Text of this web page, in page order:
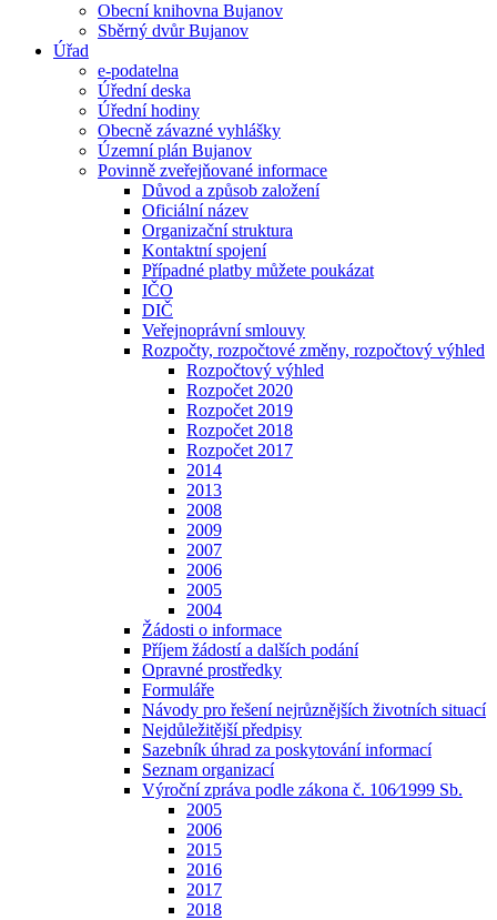
Obecní knihovna Bujanov
Sběrný dvůr Bujanov
Úřad
e-podatelna
Úřední deska
Úřední hodiny
Obecně závazné vyhlášky
Územní plán Bujanov
Povinně zveřejňované informace
Důvod a způsob založení
Oficiální název
Organizační struktura
Kontaktní spojení
Případné platby můžete poukázat
IČO
DIČ
Veřejnoprávní smlouvy
Rozpočty, rozpočtové změny, rozpočtový výhled
Rozpočtový výhled
Rozpočet 2020
Rozpočet 2019
Rozpočet 2018
Rozpočet 2017
2014
2013
2008
2009
2007
2006
2005
2004
Žádosti o informace
Příjem žádostí a dalších podání
Opravné prostředky
Formuláře
Návody pro řešení nejrůznějších životních situací
Nejdůležitější předpisy
Sazebník úhrad za poskytování informací
Seznam organizací
Výroční zpráva podle zákona č. 106⁄1999 Sb.
2005
2006
2015
2016
2017
2018